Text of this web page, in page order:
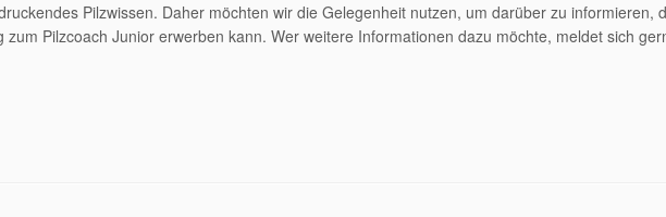
Pilzwissen. Daher möchten wir die Gelegenheit nutzen, um darüber zu informieren,
Pilzcoach Junior erwerben kann. Wer weitere Informationen dazu möchte, meldet sich